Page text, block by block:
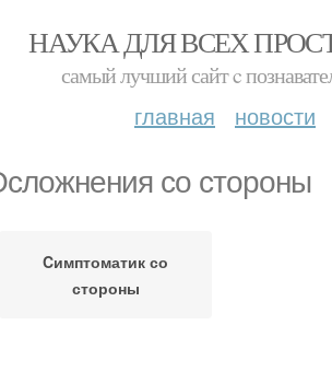
НАУКА ДЛЯ ВСЕХ
самый лучший сайт c
главная новости
со стороны
Cимптоматик со
стороны